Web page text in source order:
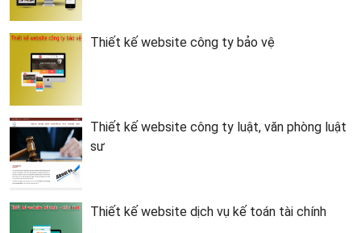
Thiết kế website công ty bảo vệ
Thiết kế website công ty luật, văn phòng luật
sư
Thiết kế website dịch vụ kế toán tài chính